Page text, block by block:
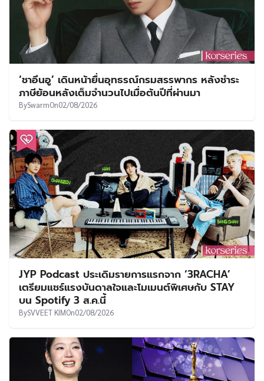
‘ชาอึนอู’ เดินหน้ายื่นอุทธรณ์กรมสรรพากร หลังชำระ
ภาษีย้อนหลังเต็มจำนวนไปเมื่อต้นปีที่ผ่านมา
BySwarmOn02/08/2026
JYP Podcast ประเดิมรายการแรกจาก ‘3RACHA’
เตรียมแชร์แรงบันดาลใจและโมเมนต์พิเศษกับ STAY
บน Spotify 3 ส.ค.นี้
BySVVEET KIMOn02/08/2026